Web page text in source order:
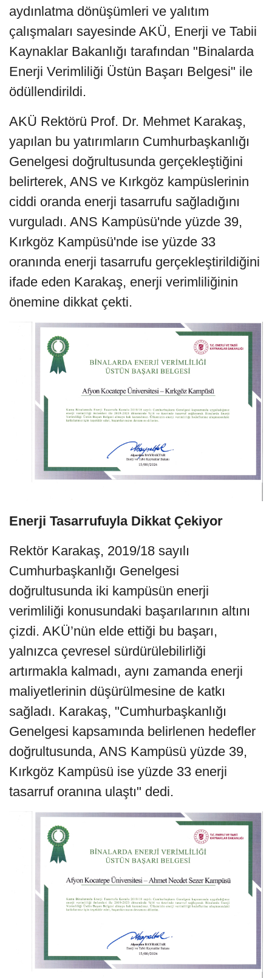
aydınlatma dönüşümleri ve yalıtım
çalışmaları sayesinde AKÜ, Enerji ve Tabii
Kaynaklar Bakanlığı tarafından "Binalarda
Enerji Verimliliği Üstün Başarı Belgesi" ile
ödüllendirildi.
AKÜ Rektörü Prof. Dr. Mehmet Karakaş,
yapılan bu yatırımların Cumhurbaşkanlığı
Genelgesi doğrultusunda gerçekleştiğini
belirterek, ANS ve Kırkgöz kampüslerinin
ciddi oranda enerji tasarrufu sağladığını
vurguladı. ANS Kampüsü'nde yüzde 39,
Kırkgöz Kampüsü'nde ise yüzde 33
oranında enerji tasarrufu gerçekleştirildiğini
ifade eden Karakaş, enerji verimliliğinin
önemine dikkat çekti.
Enerji Tasarrufuyla Dikkat Çekiyor
Rektör Karakaş, 2019/18 sayılı
Cumhurbaşkanlığı Genelgesi
doğrultusunda iki kampüsün enerji
verimliliği konusundaki başarılarının altını
çizdi. AKÜ’nün elde ettiği bu başarı,
yalnızca çevresel sürdürülebilirliği
artırmakla kalmadı, aynı zamanda enerji
maliyetlerinin düşürülmesine de katkı
sağladı. Karakaş, "Cumhurbaşkanlığı
Genelgesi kapsamında belirlenen hedefler
doğrultusunda, ANS Kampüsü yüzde 39,
Kırkgöz Kampüsü ise yüzde 33 enerji
tasarruf oranına ulaştı" dedi.